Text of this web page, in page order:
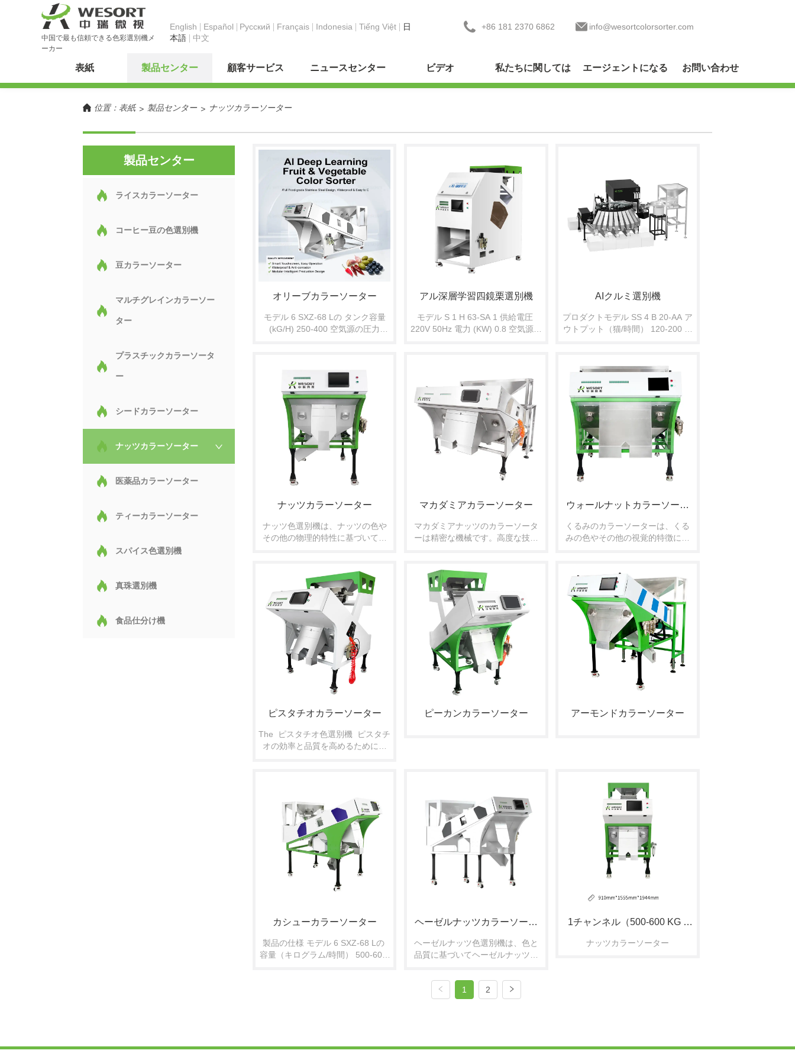
中国で最も信頼できる色彩選別機メ
ーカー
+86 181 2370 6862
English Español Pусский Français Indonesia Tiếng Việt
日
本語
中文
info@wesortcolorsorter.com
表紙 製品センター 顧客サービス ニュースセンター ビデオ 私たちに関しては エージェントになる お問い合わせ
位置： 表紙 > 製品センター > ナッツカラーソーター
製品センター
ライスカラーソーター
コーヒー豆の色選別機
豆カラーソーター
マルチグレインカラーソー
ター
プラスチックカラーソータ
ー
シードカラーソーター
ナッツカラーソーター
医薬品カラーソーター
ティーカラーソーター
スパイス色選別機
真珠選別機
食品仕分け機
オリーブカラーソーター
モデル 6 SXZ-68 Lの タンク容量
(kG/H) 250-400 空気源の圧力
アル深層学習四鏡栗選別機
モデル S 1 H 63-SA 1 供給電圧
220V 50Hz 電力 (KW) 0.8 空気源圧
AIクルミ選別機
プロダクトモデル SS 4 B 20-AA ア
ウトプット（猫/時間） 120-200 分
空気源の圧力（MPA） 0.4-0.6 機械
重量（KG） 650 外形寸法（ミリメ
ートル） 1852*1717*1665
ナッツカラーソーター
ナッツ色選別機は、ナッツの色や
その他の物理的特性に基づいて正
マカダミアカラーソーター
マカダミアナッツのカラーソータ
ーは精密な機械です。高度な技術
不完全なものを排除することで、
高品質なナッツを確保します。生
産性と品質を向上させ、消費者の
要求と業界標準を満たします。
ウォールナットカラーソータ
ー
くるみのカラーソーターは、くる
みの色やその他の視覚的特徴に基
サーと知能アルゴリズムを使用し
て、異なる品質のくるみを正確に
識別し、分類します。これによ
り、くるみ製品の全体的な品質と
均一性が向上し、市場価値と生産
効率が向上します。
ピスタチオカラーソーター
The  ピスタチオ色選別機  ピスタチ
オの効率と品質を高めるために設
別機  メーカー、グローバルサービ
ス、24時間オンライン。
ピーカンカラーソーター アーモンドカラーソーター
カシューカラーソーター
製品の仕様 モデル 6 SXZ-68 Lの
容量（キログラム/時間） 500-600
ヘーゼルナッツカラーソータ
ー
ヘーゼルナッツ色選別機は、色と
品質に基づいてヘーゼルナッツを
す。
1チャンネル（500-600 KG /
ナッツカラーソーター
1 2